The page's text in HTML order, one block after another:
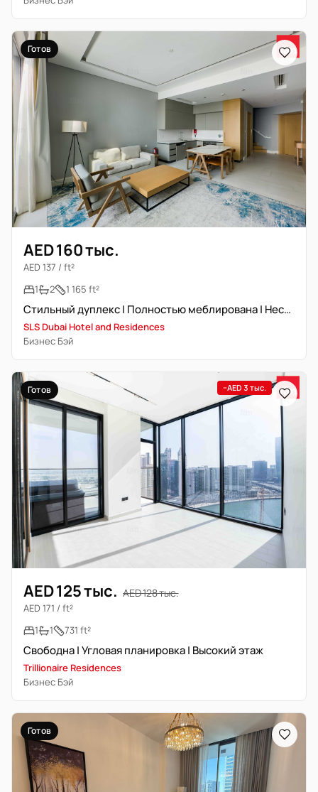
Готов
AED 160 тыс.
AED 137 / ft²
1
2 1 165 ft²
Стильный дуплекс | Полностью меблирована | Несколько вариантов
SLS Dubai Hotel and Residences
Бизнес Бэй
Готов −AED 3 тыс.
AED 125 тыс. AED 128 тыс.
AED 171 / ft²
1
1 731 ft²
Свободна | Угловая планировка | Высокий этаж
Trillionaire Residences
Бизнес Бэй
Готов